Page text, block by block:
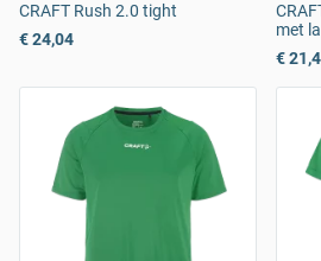
CRAFT Rush 2.0 tight
€ 24,04
met
€